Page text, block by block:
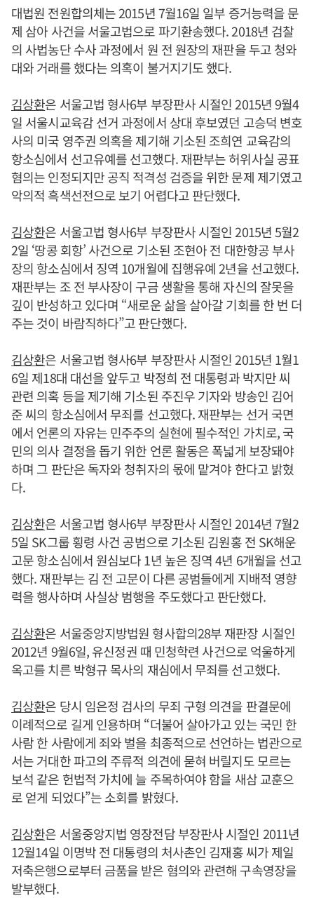
대법원 전원합의체는 2015년 7월16일 일부 증거능력을 문
제 삼아 사건을 서울고법으로 파기환송했다. 2018년 검찰
의 사법농단 수사 과정에서 원 전 원장의 재판을 두고 청와
대와 거래를 했다는 의혹이 불거지기도 했다.
김상환은 서울고법 형사6부 부장판사 시절인 2015년 9월4
일 서울시교육감 선거 과정에서 상대 후보였던 고승덕 변호
사의 미국 영주권 의혹을 제기해 기소된 조희연 교육감의
항소심에서 선고유예를 선고했다. 재판부는 허위사실 공표
혐의는 인정되지만 공직 적격성 검증을 위한 문제 제기였고
악의적 흑색선전으로 보기 어렵다고 판단했다.
김상환은 서울고법 형사6부 부장판사 시절인 2015년 5월2
2일 ‘땅콩 회항’ 사건으로 기소된 조현아 전 대한항공 부사
장의 항소심에서 징역 10개월에 집행유예 2년을 선고했다.
재판부는 조 전 부사장이 구금 생활을 통해 자신의 잘못을
깊이 반성하고 있다며 “새로운 삶을 살아갈 기회를 한 번 더
주는 것이 바람직하다”고 판단했다.
김상환은 서울고법 형사6부 부장판사 시절인 2015년 1월1
6일 제18대 대선을 앞두고 박정희 전 대통령과 박지만 씨
관련 의혹 등을 제기해 기소된 주진우 기자와 방송인 김어
준 씨의 항소심에서 무죄를 선고했다. 재판부는 선거 국면
에서 언론의 자유는 민주주의 실현에 필수적인 가치로, 국
민의 의사 결정을 돕기 위한 언론 활동은 폭넓게 보장돼야
하며 그 판단은 독자와 청취자의 몫에 맡겨야 한다고 밝혔
다.
김상환은 서울고법 형사6부 부장판사 시절인 2014년 7월2
5일 SK그룹 횡령 사건 공범으로 기소된 김원홍 전 SK해운
고문 항소심에서 원심보다 1년 높은 징역 4년 6개월을 선고
했다. 재판부는 김 전 고문이 다른 공범들에게 지배적 영향
력을 행사하며 사실상 범행을 주도했다고 판단했다.
김상환은 서울중앙지방법원 형사합의28부 재판장 시절인
2012년 9월6일, 유신정권 때 민청학련 사건으로 억울하게
옥고를 치른 박형규 목사의 재심에서 무죄를 선고했다.
김상환은 당시 임은정 검사의 무죄 구형 의견을 판결문에
이례적으로 길게 인용하며 “더불어 살아가고 있는 국민 한
사람 한 사람에게 죄와 벌을 최종적으로 선언하는 법관으로
서는 거대한 파고의 주류적 의견에 묻혀 버릴지도 모르는
보석 같은 헌법적 가치에 늘 주목하여야 함을 새삼 교훈으
로 얻게 되었다”는 소회를 밝혔다.
김상환은 서울중앙지법 영장전담 부장판사 시절인 2011년
12월14일 이명박 전 대통령의 처사촌인 김재홍 씨가 제일
저축은행으로부터 금품을 받은 혐의와 관련해 구속영장을
발부했다.